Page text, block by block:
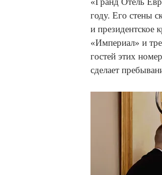
году. Его стены
и президентское
«Империал» и
гостей этих
сделает